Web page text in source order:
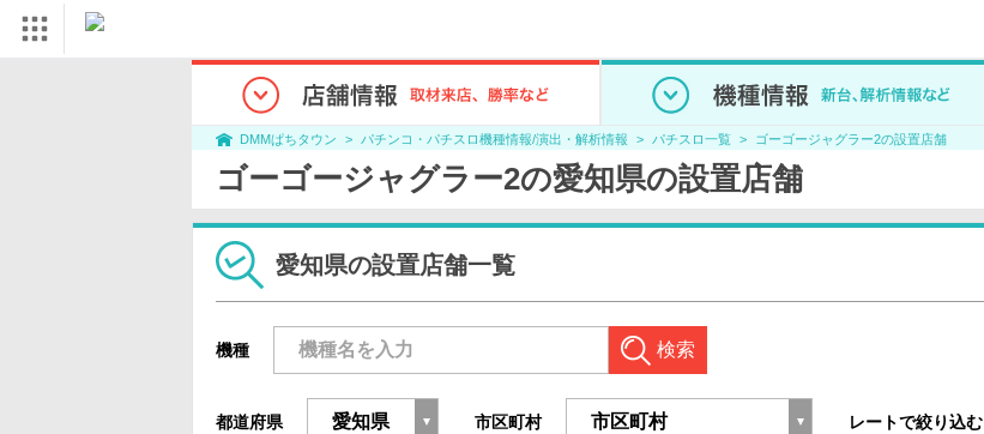
DMMぱちタウン パチンコ・パチスロ機種情報/演出・解析情報 パチスロ一覧 ゴーゴージャグラー2の設置店舗
ゴーゴージャグラー2の愛知県の設置店舗
愛知県の設置店舗一覧
機種 検索
都道府県 市区町村 レートで絞り込む